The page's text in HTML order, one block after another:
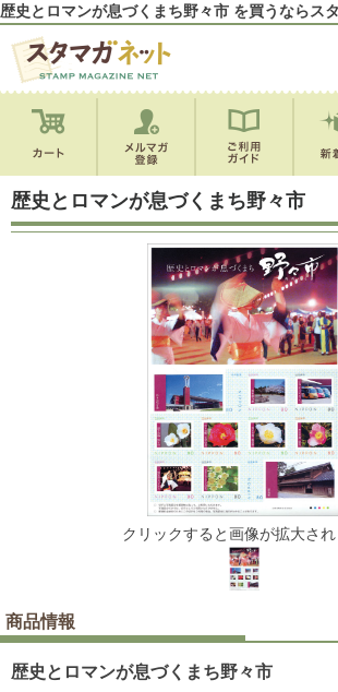
歴史とロマンが息づくまち野々市 を買うならス
歴史とロマンが息づくまち野々市
クリックすると画像が拡大さ
商品情報
歴史とロマンが息づくまち野々市